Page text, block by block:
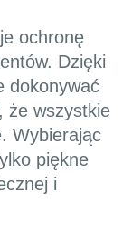
ochronę
Dzięki
dokonywać
że wszystkie
Wybierając
piękne
i